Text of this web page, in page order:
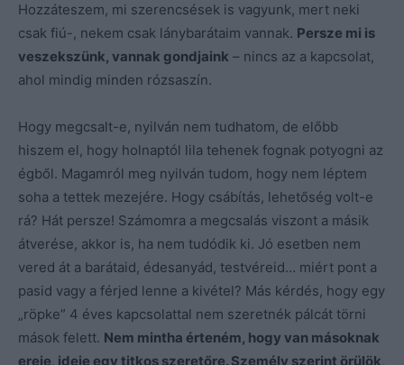
Hozzáteszem, mi szerencsések is vagyunk, mert neki
csak fiú-, nekem csak lánybarátaim vannak. Persze mi is
veszekszünk, vannak gondjaink – nincs az a kapcsolat,
ahol mindig minden rózsaszín.
Hogy megcsalt-e, nyilván nem tudhatom, de előbb
hiszem el, hogy holnaptól lila tehenek fognak potyogni az
égből. Magamról meg nyilván tudom, hogy nem léptem
soha a tettek mezejére. Hogy csábítás, lehetőség volt-e
rá? Hát persze! Számomra a megcsalás viszont a másik
átverése, akkor is, ha nem tudódik ki. Jó esetben nem
vered át a barátaid, édesanyád, testvéreid… miért pont a
pasid vagy a férjed lenne a kivétel? Más kérdés, hogy egy
„röpke” 4 éves kapcsolattal nem szeretnék pálcát törni
mások felett. Nem mintha érteném, hogy van másoknak
ereje, ideje egy titkos szeretőre. Személy szerint örülök,